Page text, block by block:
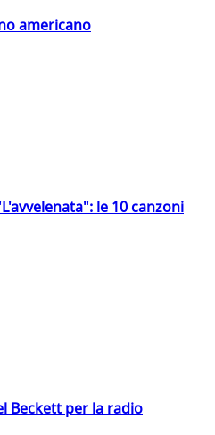
americano
le 10 canzoni
Beckett per la radio